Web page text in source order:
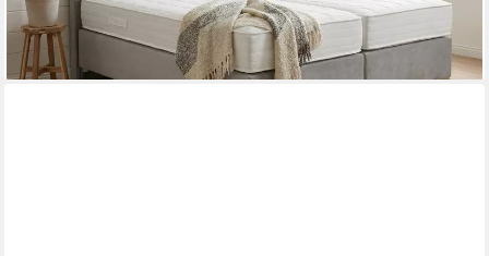
lieferbar in 5 Wochen